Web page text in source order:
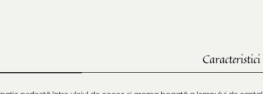
Caracteristici